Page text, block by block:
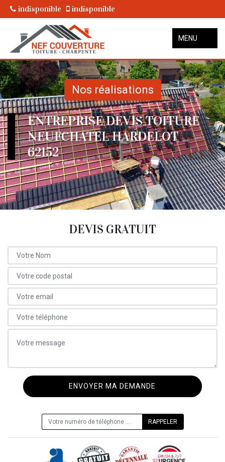
indisponible indisponible
MENU
Nos réalisations
ENTREPRISE DEVIS TOITURE
NEUFCHATEL HARDELOT
62152
DEVIS GRATUIT